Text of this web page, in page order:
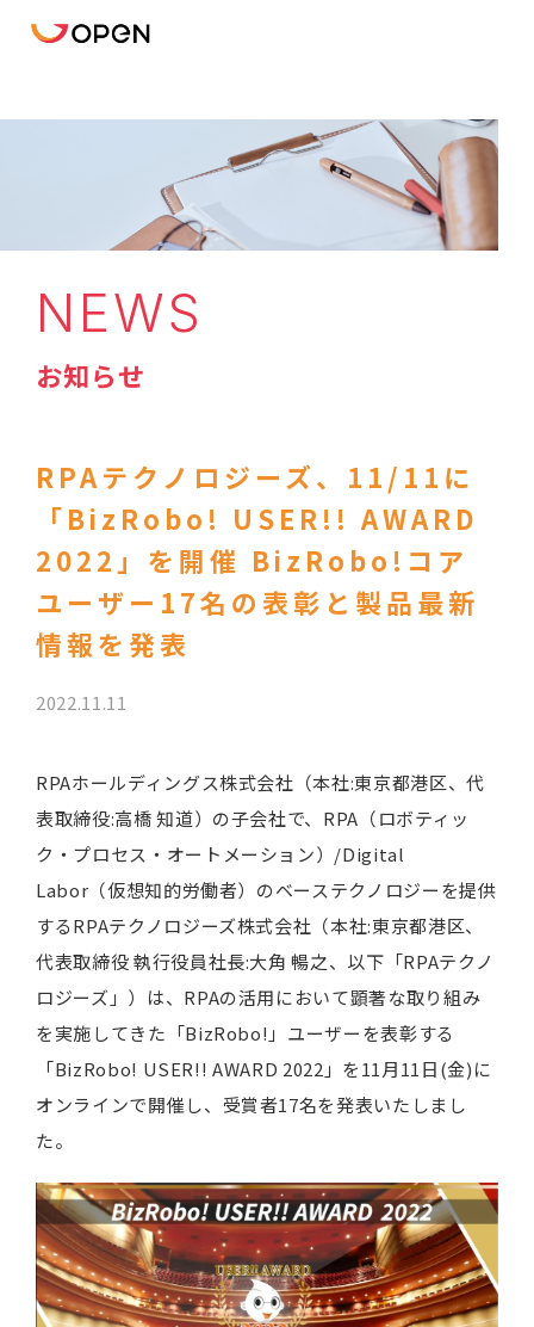
NEWS
お知らせ
RPAテクノロジーズ、11/11に
「BizRobo! USER!! AWARD
2022」を開催 BizRobo!コア
ユーザー17名の表彰と製品最新
情報を発表
2022.11.11
RPAホールディングス株式会社（本社:東京都港区、代
表取締役:高橋 知道）の子会社で、RPA（ロボティッ
ク・プロセス・オートメーション）/Digital
Labor（仮想知的労働者）のベーステクノロジーを提供
するRPAテクノロジーズ株式会社（本社:東京都港区、
代表取締役 執行役員社長:大角 暢之、以下「RPAテクノ
ロジーズ」）は、RPAの活用において顕著な取り組み
を実施してきた「BizRobo!」ユーザーを表彰する
「BizRobo! USER!! AWARD 2022」を11月11日(金)に
オンラインで開催し、受賞者17名を発表いたしまし
た。